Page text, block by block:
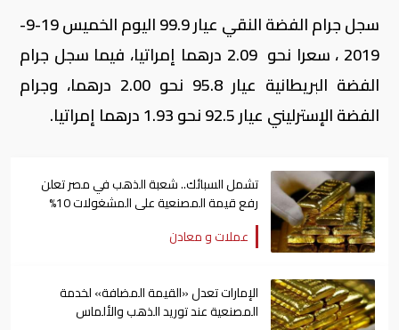
سجل جرام الفضة النقي عيار 99.9 اليوم الخميس 19-9-
2019 ، سعرا نحو 2.09 درهما إمراتيا، فيما سجل جرام
الفضة البريطانية عيار 95.8 نحو 2.00 درهما، وجرام
الفضة الإسترليني عيار 92.5 نحو 1.93 درهما إمراتيا.
تشمل السبائك.. شعبة الذهب في مصر تعلن
رفع قيمة المصنعية على المشغولات 10%
عملات و معادن
الإمارات تعدل «القيمة المضافة» لخدمة
المصنعية عند توريد الذهب والألماس